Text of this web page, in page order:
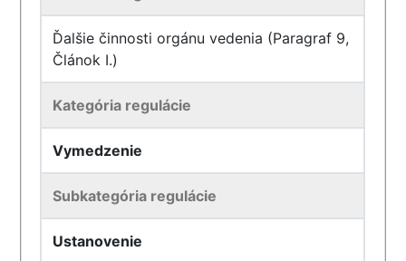
Ďalšie činnosti orgánu vedenia (Paragraf 9,
Článok I.)
Kategória regulácie
Vymedzenie
Subkategória regulácie
Ustanovenie